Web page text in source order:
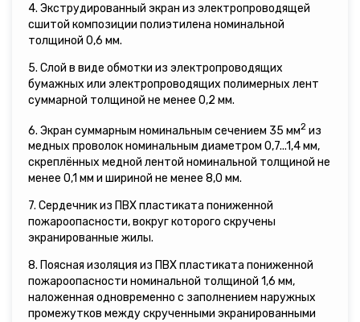
4. Экструдированный экран из электропроводящей
сшитой композиции полиэтилена номинальной
толщиной 0,6 мм.
5. Слой в виде обмотки из электропроводящих
бумажных или электропроводящих полимерных лент
суммарной толщиной не менее 0,2 мм.
6. Экран суммарным номинальным сечением 35 мм2 из
медных проволок номинальным диаметром 0,7...1,4 мм,
скреплённых медной лентой номинальной толщиной не
менее 0,1 мм и шириной не менее 8,0 мм.
7. Сердечник из ПВХ пластиката пониженной
пожароопасности, вокруг которого скручены
экранированные жилы.
8. Поясная изоляция из ПВХ пластиката пониженной
пожароопасности номинальной толщиной 1,6 мм,
наложенная одновременно с заполнением наружных
промежутков между скрученными экранированными